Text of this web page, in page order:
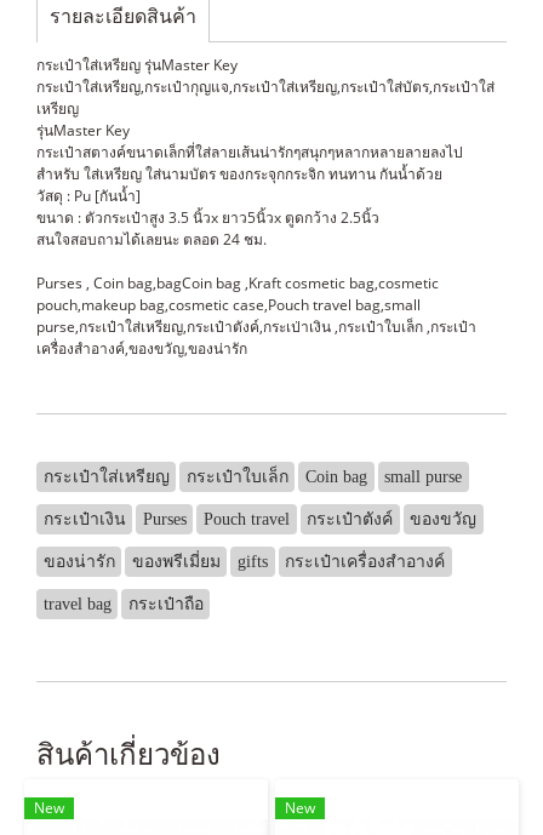
รายละเอียดสินค้า
กระเป๋าใส่เหรียญ รุ่นMaster Key
กระเป๋าใส่เหรียญ,กระเป๋ากุญแจ,กระเป๋าใส่เหรียญ,กระเป๋าใส่บัตร,กระเป๋าใส่
เหรียญ
รุ่นMaster Key
กระเป๋าสตางค์ขนาดเล็กที่ใส่ลายเส้นน่ารักๆสนุกๆหลากหลายลายลงไป
สำหรับ ใส่เหรียญ ใส่นามบัตร ของกระจุกกระจิก ทนทาน กันน้ำด้วย
วัสดุ : Pu [กันน้ำ]
ขนาด : ตัวกระเป๋าสูง 3.5 นิ้วx ยาว5นิ้วx ตูดกว้าง 2.5นิ้ว
สนใจสอบถามได้เลยนะ ตลอด 24 ชม.
Purses , Coin bag,bagCoin bag ,Kraft cosmetic bag,cosmetic
pouch,makeup bag,cosmetic case,Pouch travel bag,small
purse,กระเป๋าใส่เหรียญ,กระเป๋าตังค์,กระเป่าเงิน ,กระเป๋าใบเล็ก ,กระเป๋า
เครื่องสำอางค์,ของขวัญ,ของน่ารัก
กระเป๋าใส่เหรียญ กระเป๋าใบเล็ก Coin bag small purse
กระเป๋าเงิน Purses Pouch travel กระเป๋าตังค์ ของขวัญ
ของน่ารัก ของพรีเมี่ยม gifts กระเป๋าเครื่องสำอางค์
travel bag กระเป๋าถือ
สินค้าเกี่ยวข้อง
New New